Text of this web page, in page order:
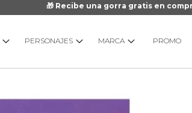
🎁 Recibe una gorra gratis en
PERSONAJES MARCA PROMO